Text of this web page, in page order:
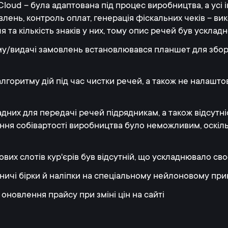
– була адаптована під процес виробництва, а усі
контроль оплат, генерація фіскальних чеків –
та кількість знаків у них, тому опис речей був
замовлень встановлювався планшет для
дій під час чистки речей, а також не
для передачі речей підрядникам, а також
собівартості виробництва було неможливим,
слотів кур'єрів був відсутній, що ускладнювало
бірки й наліпки на спеціальному нейлоновому
прайсу при зміні цін на сайті